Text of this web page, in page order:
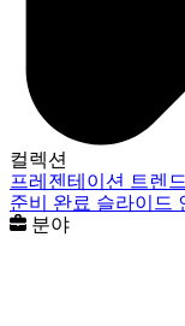
컬렉션
프레젠테이션 트렌
준비 완료 슬라이드
분야